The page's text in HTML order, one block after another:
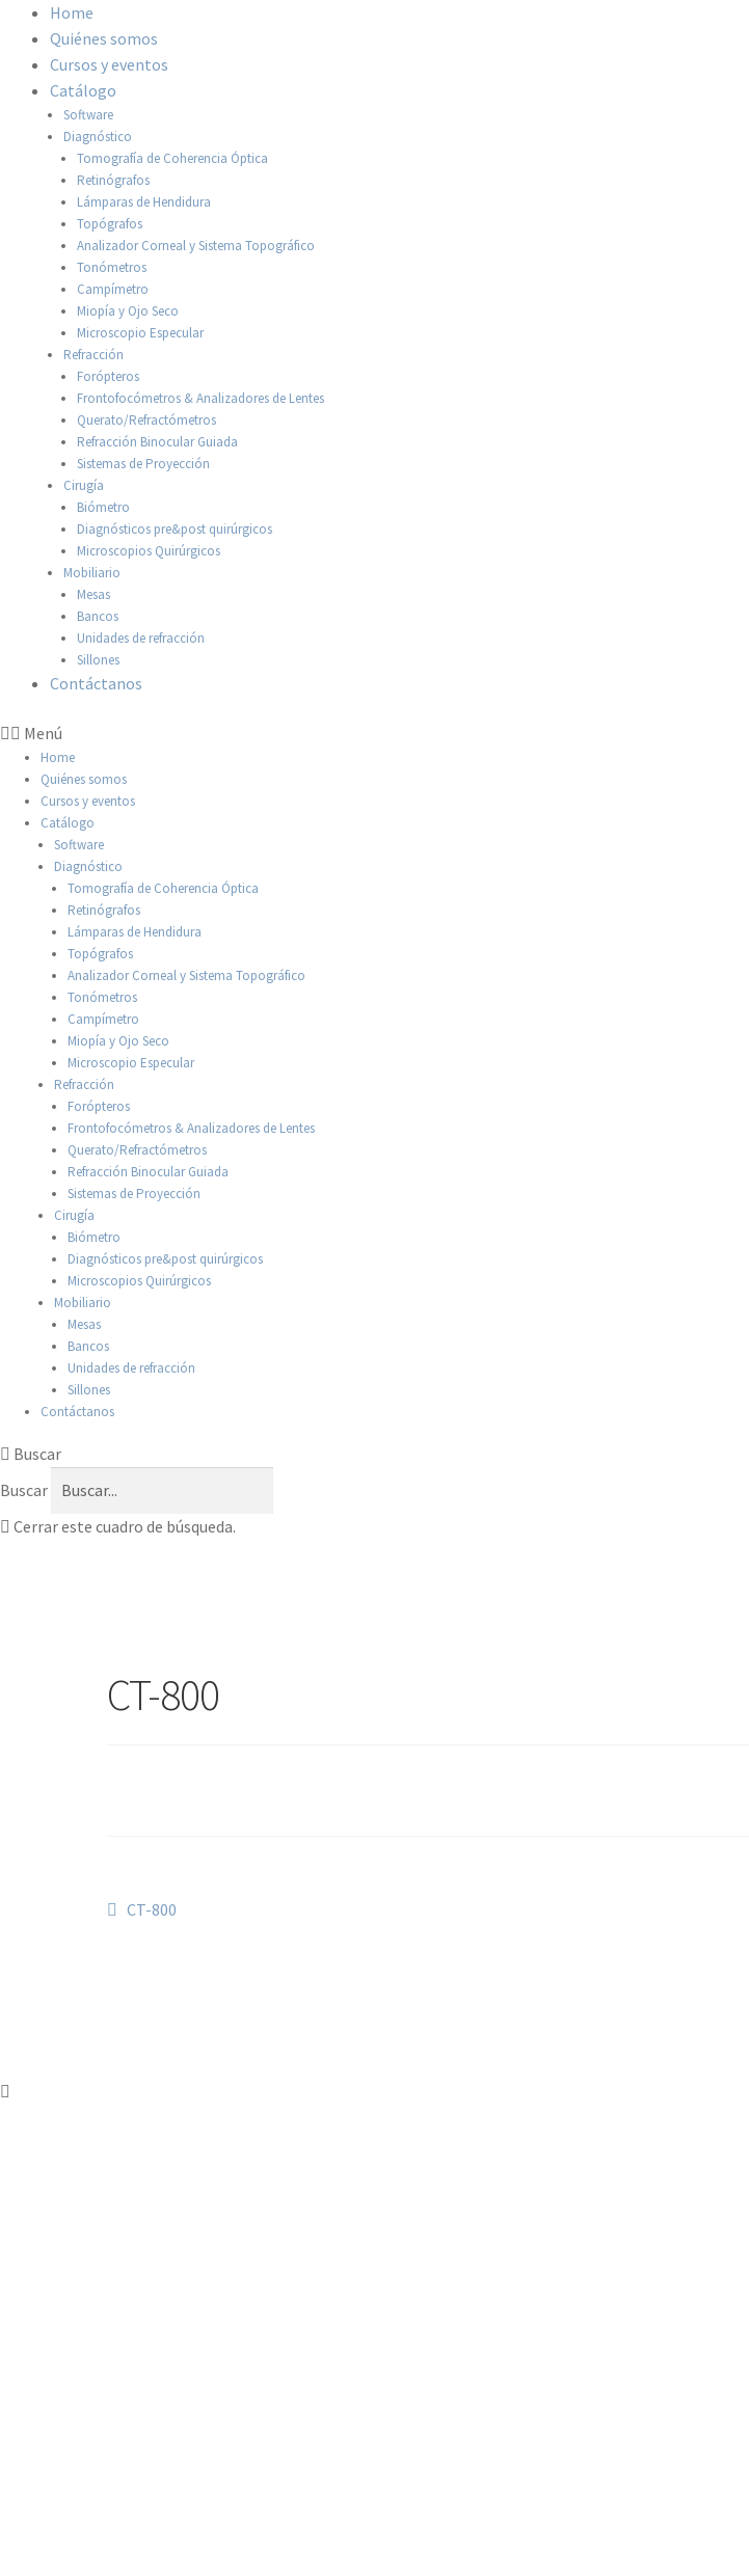
Home
Quiénes somos
Cursos y eventos
Catálogo
Software
Diagnóstico
Tomografía de Coherencia Óptica
Retinógrafos
Lámparas de Hendidura
Topógrafos
Analizador Corneal y Sistema Topográfico
Tonómetros
Campímetro
Miopía y Ojo Seco
Microscopio Especular
Refracción
Forópteros
Frontofocómetros & Analizadores de Lentes
Querato/Refractómetros
Refracción Binocular Guiada
Sistemas de Proyección
Cirugía
Biómetro
Diagnósticos pre&post quirúrgicos
Microscopios Quirúrgicos
Mobiliario
Mesas
Bancos
Unidades de refracción
Sillones
Contáctanos
Menú
Home
Quiénes somos
Cursos y eventos
Catálogo
Software
Diagnóstico
Tomografía de Coherencia Óptica
Retinógrafos
Lámparas de Hendidura
Topógrafos
Analizador Corneal y Sistema Topográfico
Tonómetros
Campímetro
Miopía y Ojo Seco
Microscopio Especular
Refracción
Forópteros
Frontofocómetros & Analizadores de Lentes
Querato/Refractómetros
Refracción Binocular Guiada
Sistemas de Proyección
Cirugía
Biómetro
Diagnósticos pre&post quirúrgicos
Microscopios Quirúrgicos
Mobiliario
Mesas
Bancos
Unidades de refracción
Sillones
Contáctanos
Buscar
Buscar
Cerrar este cuadro de búsqueda.
CT-800
Navegación
Anterior:
CT-800